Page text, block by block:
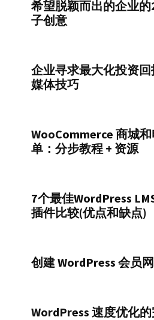
希望脱颖而出的企业
子创意
企业寻求最大化投资
媒体技巧
WooCommerce 商城
单：分步教程 + 资源
7个最佳WordPress
插件比较(优点和缺点)
创建 WordPress 会员
WordPress 速度优化